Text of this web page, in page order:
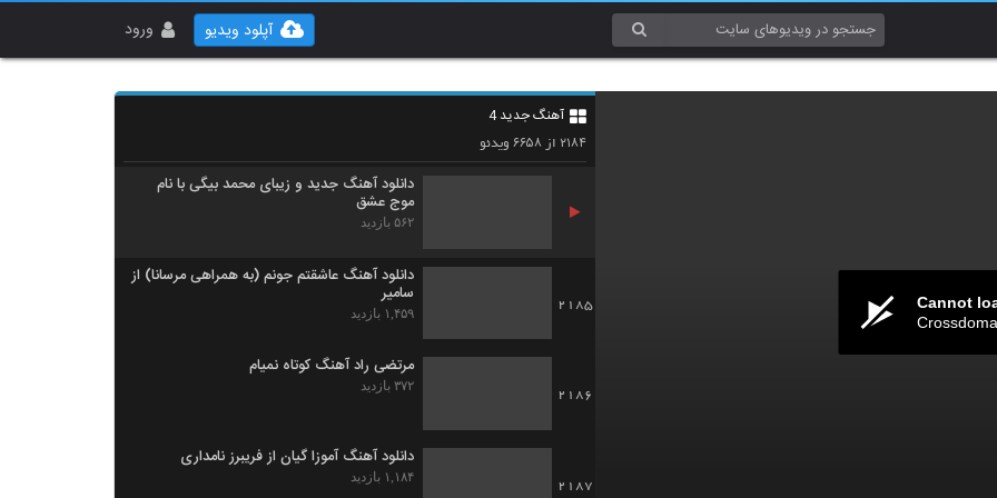
ورود آپلود ویدیو
Cannot
آهنگ جدید 4
۲۱۸۴ از ۶۶۵۸ویدئو
2183
دانلود آهنگ مانی زندی خودت خواستی
دانلود آهنگ جدید و زیبای محمد بیگی با نام
موج عشق
۵۶۲ بازدید
2185
دانلود آهنگ عاشقتم جونم (به همراهی مرسانا) از
سامیر
۱,۴۵۹ بازدید
2186
مرتضی راد آهنگ کوتاه نمیام
۳۷۲ بازدید
2187
دانلود آهنگ آموزا گیان از فریبرز نامداری
۱,۱۸۴ بازدید